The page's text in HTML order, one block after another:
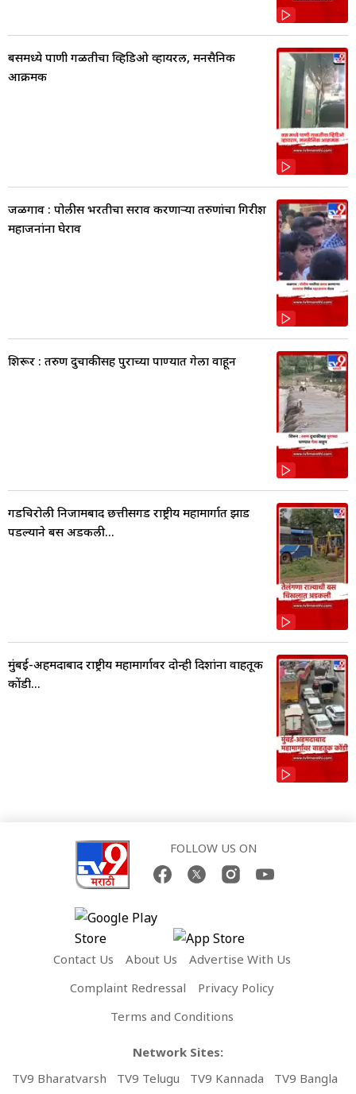
बसमध्ये पाणी गळतीचा व्हिडिओ व्हायरल, मनसैनिक
आक्रमक
जळगाव : पोलीस भरतीचा सराव करणाऱ्या तरुणांचा गिरीश
महाजनांना घेराव
शिरूर : तरुण दुचाकीसह पुराच्या पाण्यात गेला वाहून
गडचिरोली निजामबाद छत्तीसगड राष्ट्रीय महामार्गात झाड
पडल्याने बस अडकली...
मुंबई-अहमदाबाद राष्ट्रीय महामार्गावर दोन्ही दिशांना वाहतूक
कोंडी...
FOLLOW US ON
Contact Us About Us
Advertise With Us
Complaint Redressal
Privacy Policy
Terms and Conditions
Network Sites:
TV9 Bharatvarsh
TV9 Telugu TV9 Kannada TV9 Bangla